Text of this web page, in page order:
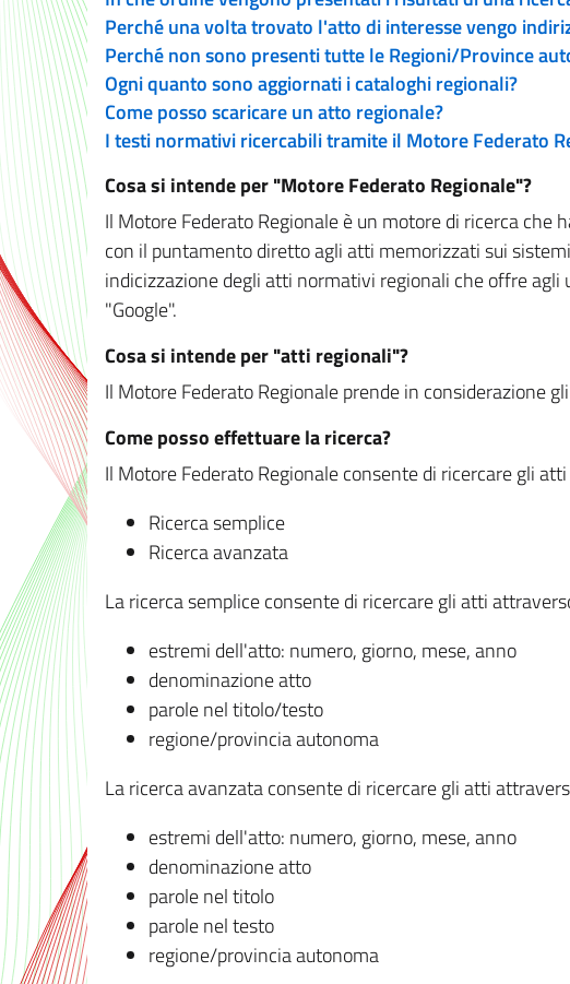
Perché una volta trovato l'atto di interesse vengo
Perché non sono presenti tutte le Regioni/Province
Ogni quanto sono aggiornati i cataloghi regionali?
Come posso scaricare un atto regionale?
I testi normativi ricercabili tramite il Motore Federato
Cosa si intende per "Motore Federato Regionale"?
Il Motore Federato Regionale è un motore di ricerca
con il puntamento diretto agli atti memorizzati sui
indicizzazione degli atti normativi regionali che offre
"Google".
Cosa si intende per "atti regionali"?
Il Motore Federato Regionale prende in considerazione
Come posso effettuare la ricerca?
Il Motore Federato Regionale consente di ricercare gli
Ricerca semplice
Ricerca avanzata
La ricerca semplice consente di ricercare gli atti
estremi dell'atto: numero, giorno, mese, anno
denominazione atto
parole nel titolo/testo
regione/provincia autonoma
La ricerca avanzata consente di ricercare gli atti
estremi dell'atto: numero, giorno, mese, anno
denominazione atto
parole nel titolo
parole nel testo
regione/provincia autonoma